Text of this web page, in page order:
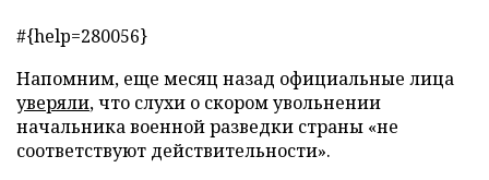
#{help=280056}
Напомним, еще месяц назад официальные лица
уверяли, что слухи о скором увольнении
начальника военной разведки страны «не
соответствуют действительности».